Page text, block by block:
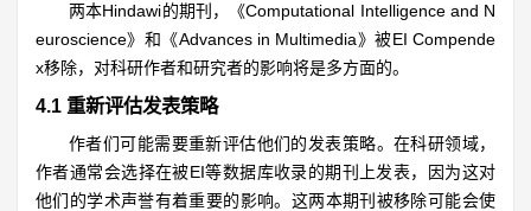
两本Hindawi的期刊，《Computational Intelligence and N
euroscience》和《Advances in Multimedia》被EI Compende
x移除，对科研作者和研究者的影响将是多方面的。
4.1 重新评估发表策略
作者们可能需要重新评估他们的发表策略。在科研领域，
作者通常会选择在被EI等数据库收录的期刊上发表，因为这对
他们的学术声誉有着重要的影响。这两本期刊被移除可能会使